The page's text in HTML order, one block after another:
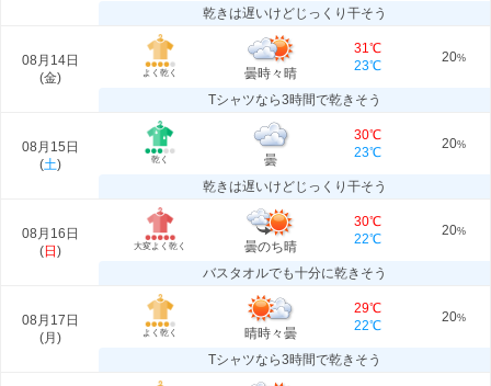
乾きは遅いけどじっくり干そう
08月14日
(金) よく乾く 曇時々晴
31℃
23℃
20%
Tシャツなら3時間で乾きそう
08月15日
(土) 乾く 曇
30℃
23℃
20%
乾きは遅いけどじっくり干そう
08月16日
(日 ) 大変よく乾く 曇のち晴
30℃
22℃
20%
バスタオルでも十分に乾きそう
08月17日
(月 ) よく乾く 晴時々曇
29℃
22℃
20%
Tシャツなら3時間で乾きそう